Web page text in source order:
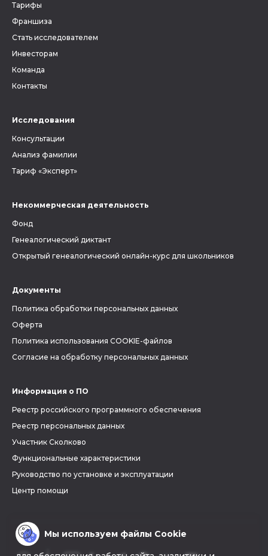
Тарифы
Франшиза
Стать исследователем
Инвесторам
Команда
Контакты
Исследования
Консультации
Анализ фамилии
Тариф «Эксперт»
Некоммерческая деятельность
Фонд
Генеалогический диктант
Открытый генеалогический онлайн-курс для школьников
Документы
Политика обработки персональных данных
Оферта
Политика использования COOKIE-файлов
Согласие на обработку персональных данных
Информация о ПО
Реестр российского программного обеспечения
Реестр персональных данных
Участник Сколково
Функциональные характеристики
Руководство по установке и эксплуатации
Центр помощи
Мы используем файлы Cookie